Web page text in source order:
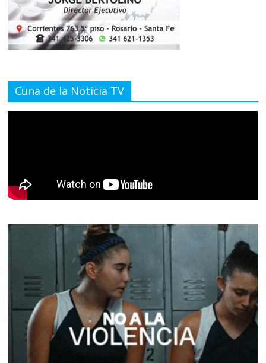
Cuna de la Noticia TV